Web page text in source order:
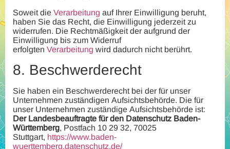
Soweit die Verarbeitung auf Ihrer Einwilligung beruht,
haben Sie das Recht, die Einwilligung jederzeit zu
widerrufen. Die Rechtmäßigkeit der aufgrund der
Einwilligung bis zum Widerruf
erfolgten Verarbeitung wird dadurch nicht berührt.
8. Beschwerderecht
Sie haben ein Beschwerderecht bei der für unser
Unternehmen zuständigen Aufsichtsbehörde. Die für
unser Unternehmen zuständige Aufsichtsbehörde ist:
Der Landesbeauftragte für den Datenschutz Baden-
Württemberg, Postfach 10 29 32, 70025
Stuttgart, https://www.baden-
wuerttemberg.datenschutz.de/